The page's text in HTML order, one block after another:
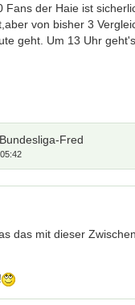
der Haie ist
von bisher 3
geht. Um 13 Uhr
Fred
das mit dieser